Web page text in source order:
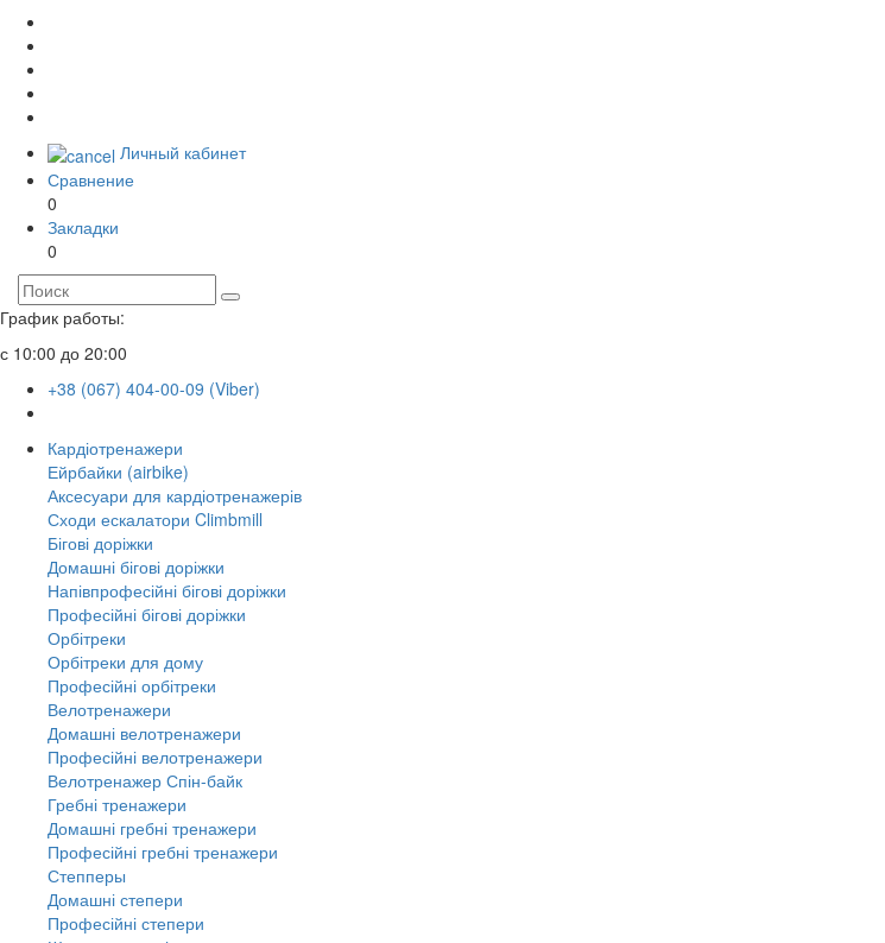
Личный кабинет
Сравнение
0
Закладки
0
График работы:
с 10:00 до 20:00
+38 (067) 404-00-09 (Viber)
Кардіотренажери
Ейрбайки (airbike)
Аксесуари для кардіотренажерів
Сходи ескалатори Climbmill
Бігові доріжки
Домашні бігові доріжки
Напівпрофесійні бігові доріжки
Професійні бігові доріжки
Орбітреки
Орбітреки для дому
Професійні орбітреки
Велотренажери
Домашні велотренажери
Професійні велотренажери
Велотренажер Спін-байк
Гребні тренажери
Домашні гребні тренажери
Професійні гребні тренажери
Степперы
Домашні степери
Професійні степери